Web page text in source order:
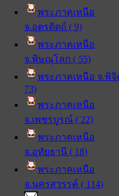
พระภาคเหนือ
จ.อุตรดิตถ์ ( 9)
พระภาคเหนือ
จ.พิษณุโลก ( 55)
พระภาคเหนือ จ.พิจิ
73)
พระภาคเหนือ
จ.เพชรบูรณ์ ( 22)
พระภาคเหนือ
จ.อุทัยธานี ( 18)
พระภาคเหนือ
จ.นครสวรรค์ ( 114)